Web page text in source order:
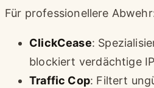
Für professionellere
ClickCease:
blockiert verdächtige
Traffic Cop: Filtert